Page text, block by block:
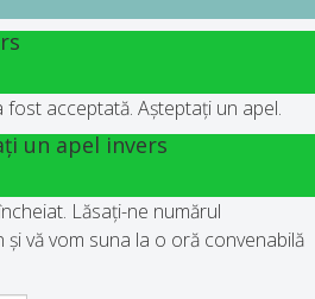
acceptată. Așteptați un apel.
un apel invers
Lăsați-ne numărul
vă vom suna la o oră convenabilă